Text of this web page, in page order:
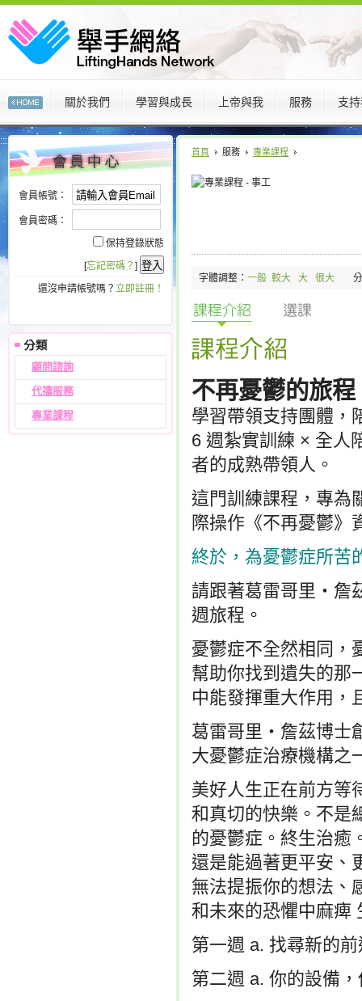
關於我們 學習與成長 上帝與我 服務 支
:::
會員帳號：
會員密碼：
保持登錄狀態
[忘記密碼？ ]
還沒申請帳號嗎？ 立即註冊！
顧問諮詢
代禱服務
專業課程
:::
首頁 服務 專業課程
字體調整： 一般 較大 大 很大
不再憂鬱的旅程
學習帶領支持團體，
6 週紮實訓練 × 全人
者的成熟帶領人。
這門訓練課程，專為
際操作《不再憂鬱》
終於，為憂鬱症所苦
請跟著葛雷哥里‧詹
週旅程。
憂鬱症不全然相同，
幫助你找到遺失的那
中能發揮重大作用，
葛雷哥里‧詹茲博士
大憂鬱症治療機構之
美好人生正在前方等
和真切的快樂。不是
的憂鬱症。終生治癒
還是能過著更平安、
無法提振你的想法、
和未來的恐懼中麻痺
第一週 a. 找尋新的
第二週 a. 你的設備